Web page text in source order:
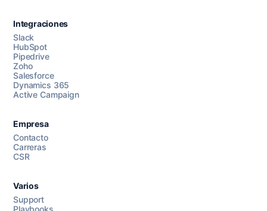
Chatea con nosotros
Integraciones
Slack
HubSpot
Pipedrive
Zoho
Salesforce
Dynamics 365
Active Campaign
Empresa
Contacto
Carreras
CSR
Varios
Support
Playbooks